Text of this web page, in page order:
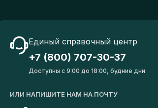
Единый справочный центр
+7 (800) 707-30-37
Доступны с 9:00 до 18:00, будние дни
ИЛИ НАПИШИТЕ НАМ НА ПОЧТУ